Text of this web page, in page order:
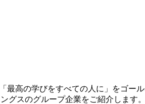
最高の学びをすべての人に」をゴー
グスのグループ企業をご紹介します。